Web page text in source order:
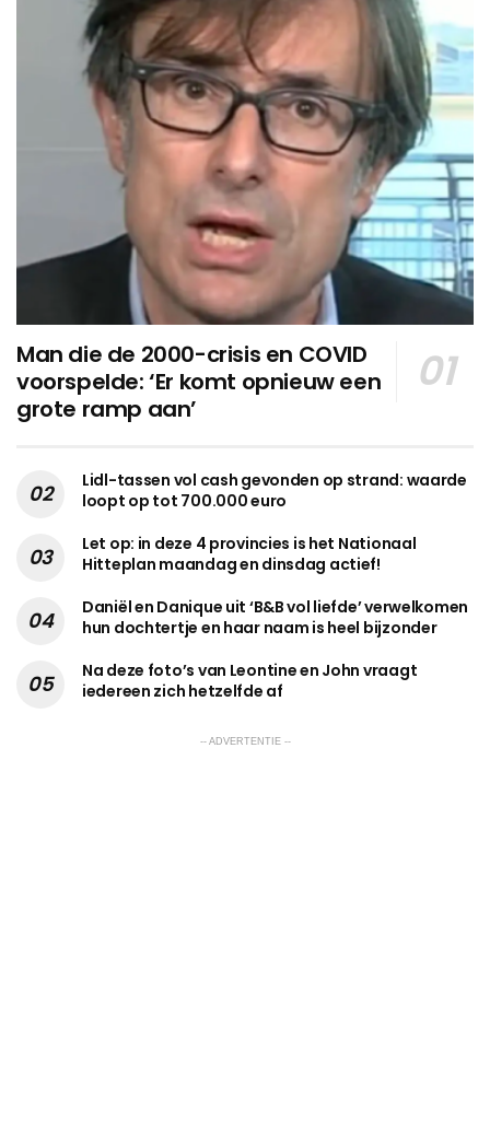
Man die de 2000-crisis en COVID
voorspelde: ‘Er komt opnieuw een
grote ramp aan’
Lidl-tassen vol cash gevonden op strand: waarde
loopt op tot 700.000 euro
Let op: in deze 4 provincies is het Nationaal
Hitteplan maandag en dinsdag actief!
Daniël en Danique uit ‘B&B vol liefde’ verwelkomen
hun dochtertje en haar naam is heel bijzonder
Na deze foto’s van Leontine en John vraagt
iedereen zich hetzelfde af
-- ADVERTENTIE --